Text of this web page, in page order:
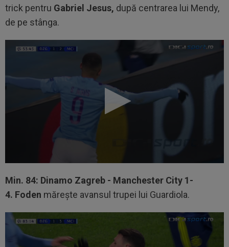
trick pentru Gabriel Jesus, după centrarea lui Mendy,
de pe stânga.
Min. 84: Dinamo Zagreb - Manchester City 1-
4. Foden mărește avansul trupei lui Guardiola.